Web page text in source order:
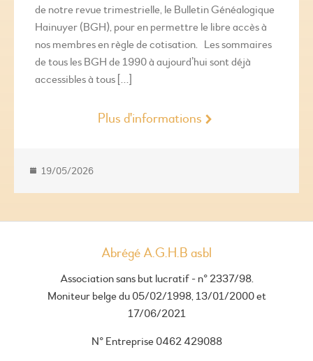
de notre revue trimestrielle, le Bulletin Généalogique
Hainuyer (BGH), pour en permettre le libre accès à
nos membres en règle de cotisation. Les sommaires
de tous les BGH de 1990 à aujourd’hui sont déjà
accessibles à tous […]
Plus d'informations
19/05/2026
Abrégé A.G.H.B asbl
Association sans but lucratif - n° 2337/98.
Moniteur belge du 05/02/1998, 13/01/2000 et
17/06/2021
N° Entreprise 0462 429088